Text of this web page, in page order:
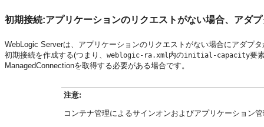
初期接続:アプリケーションのリクエストがない場合、アダ
WebLogic Serverは、アプリケーションのリクエストがない場合にアダプ
初期接続を作成する(つまり、 weblogic-ra.xml内のinitial-capacity要
ManagedConnectionを取得する必要がある場合です。
注意:
コンテナ管理によるサインオンおよびアプリケーション